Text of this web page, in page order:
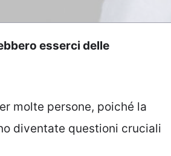
esserci delle
molte persone, poiché la
diventate questioni cruciali